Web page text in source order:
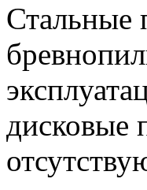
Стальные
дисковые